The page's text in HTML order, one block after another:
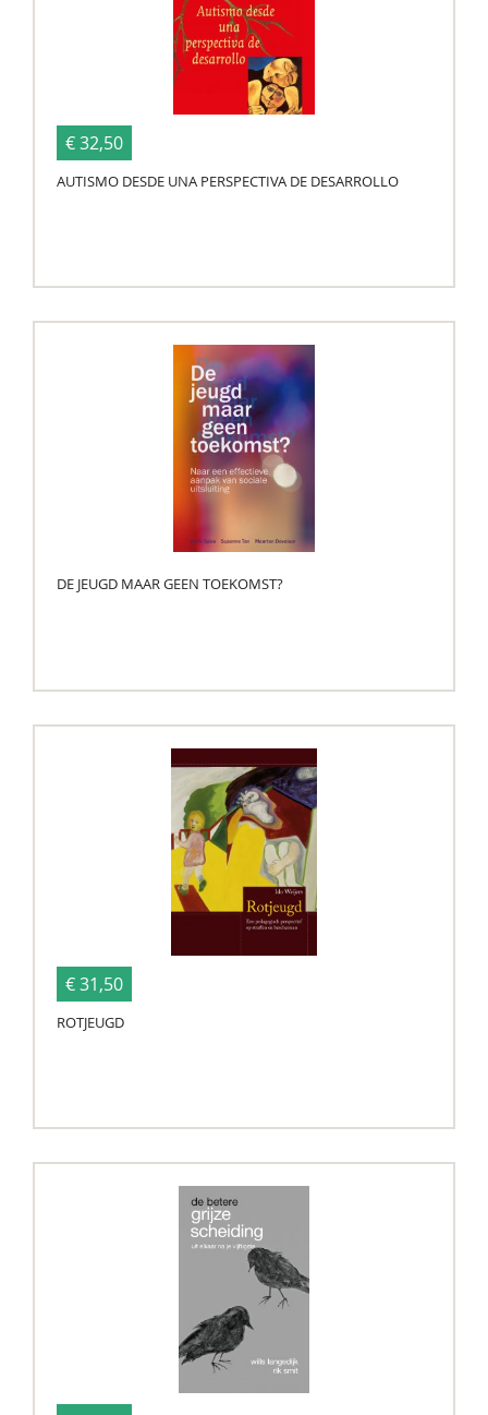
€ 32,50
AUTISMO DESDE UNA PERSPECTIVA DE DESARROLLO
DE JEUGD MAAR GEEN TOEKOMST?
€ 31,50
ROTJEUGD